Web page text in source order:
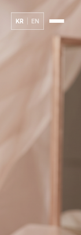
KR EN